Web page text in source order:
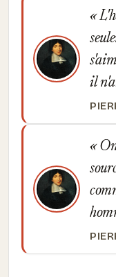
il
On